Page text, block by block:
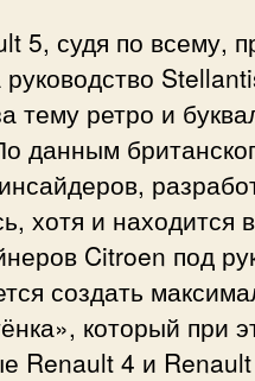
5, судя по всему,
тему ретро и
данным
хотя и находится
Citroen под
создать
который при
Renault 4 и